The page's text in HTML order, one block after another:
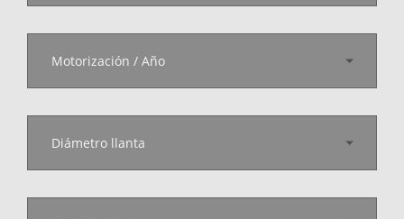
Motorización / Año
Diámetro llanta